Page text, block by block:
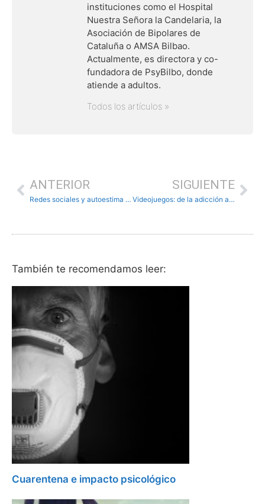
instituciones como el Hospital
Nuestra Señora la Candelaria, la
Asociación de Bipolares de
Cataluña o AMSA Bilbao.
Actualmente, es directora y co-
fundadora de PsyBilbo, donde
atiende a adultos.
Todos los artículos »
ANTERIOR
Redes sociales y autoestima adolescente: La búsqueda de identidad en el espejo digital
SIGUIENTE
Videojuegos: de la adicción al disfrute
También te recomendamos leer:
Cuarentena e impacto psicológico